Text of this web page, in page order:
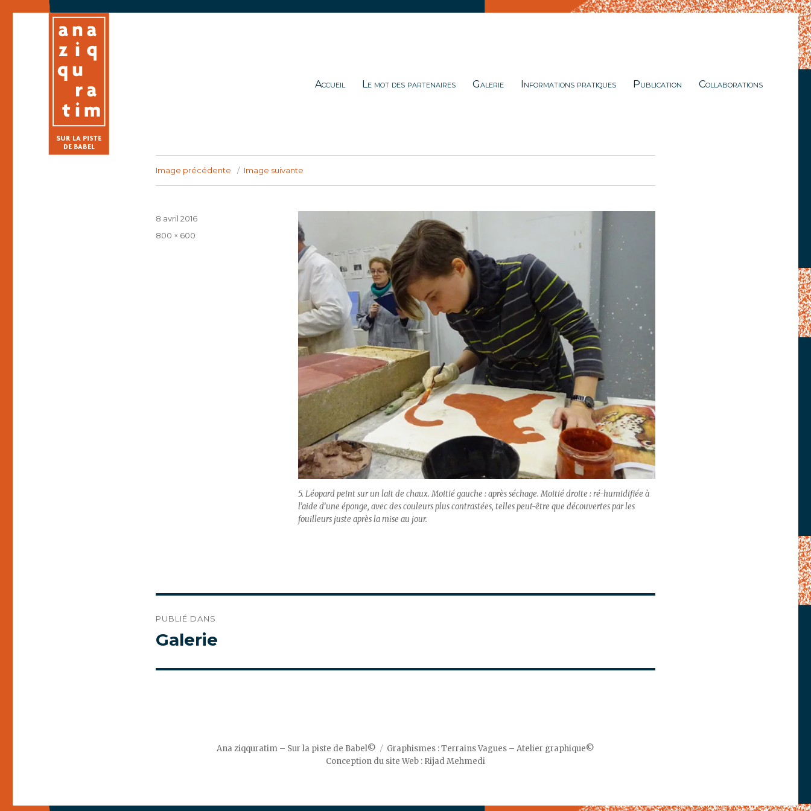
Ana ziqquratim – Sur la piste de Babel©
Accueil Le mot des partenaires Galerie Informations pratiques Publication Collaborations
Image précédente Image suivante
5. Léopard peint sur un lait de chaux. Moitié gauche : après séchage. Moitié droite : ré-humidifiée à
l’aide d’une éponge, avec des couleurs plus contrastées, telles peut-être que découvertes par les
fouilleurs juste après la mise au jour.
Publié
le
8 avril 2016
Taille
800 × 600
de
PUBLIÉ DANS
Galerie
Ana ziqquratim – Sur la piste de Babel©
Graphismes : Terrains Vagues – Atelier graphique©
Conception du site Web : Rijad Mehmedi